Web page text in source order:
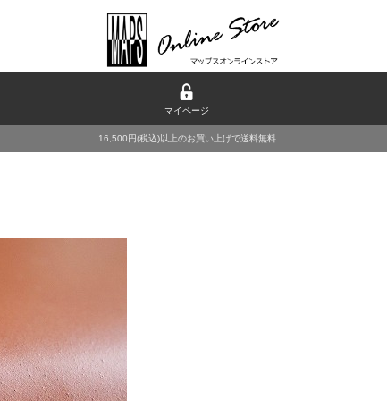
マイページ
16,500円(税込)以上のお買い上げで送料無料